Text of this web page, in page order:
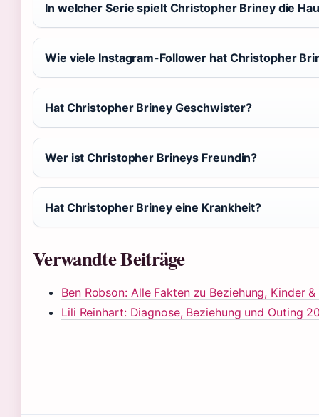
In welcher Serie spielt Christopher Briney die
Wie viele Instagram-Follower hat Christopher
Hat Christopher Briney Geschwister?
Wer ist Christopher Brineys Freundin?
Hat Christopher Briney eine Krankheit?
Verwandte Beiträge
Ben Robson: Alle Fakten zu Beziehung, Kinder &
Lili Reinhart: Diagnose, Beziehung und Outing